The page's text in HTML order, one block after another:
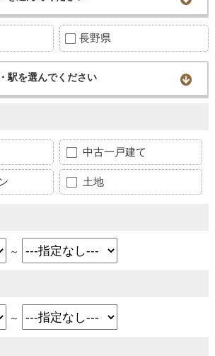
長野県
駅を選んでください
中古一戸建て
土地
～
～